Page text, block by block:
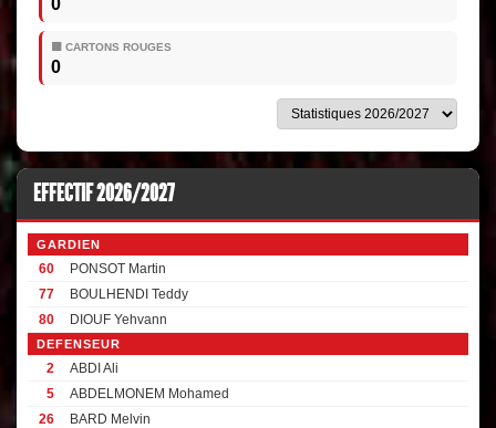
0
🟥 CARTONS ROUGES
0
EFFECTIF 2026/2027
GARDIEN
60
PONSOT Martin
77
BOULHENDI Teddy
80
DIOUF Yehvann
DEFENSEUR
2
ABDI Ali
5
ABDELMONEM Mohamed
26
BARD Melvin